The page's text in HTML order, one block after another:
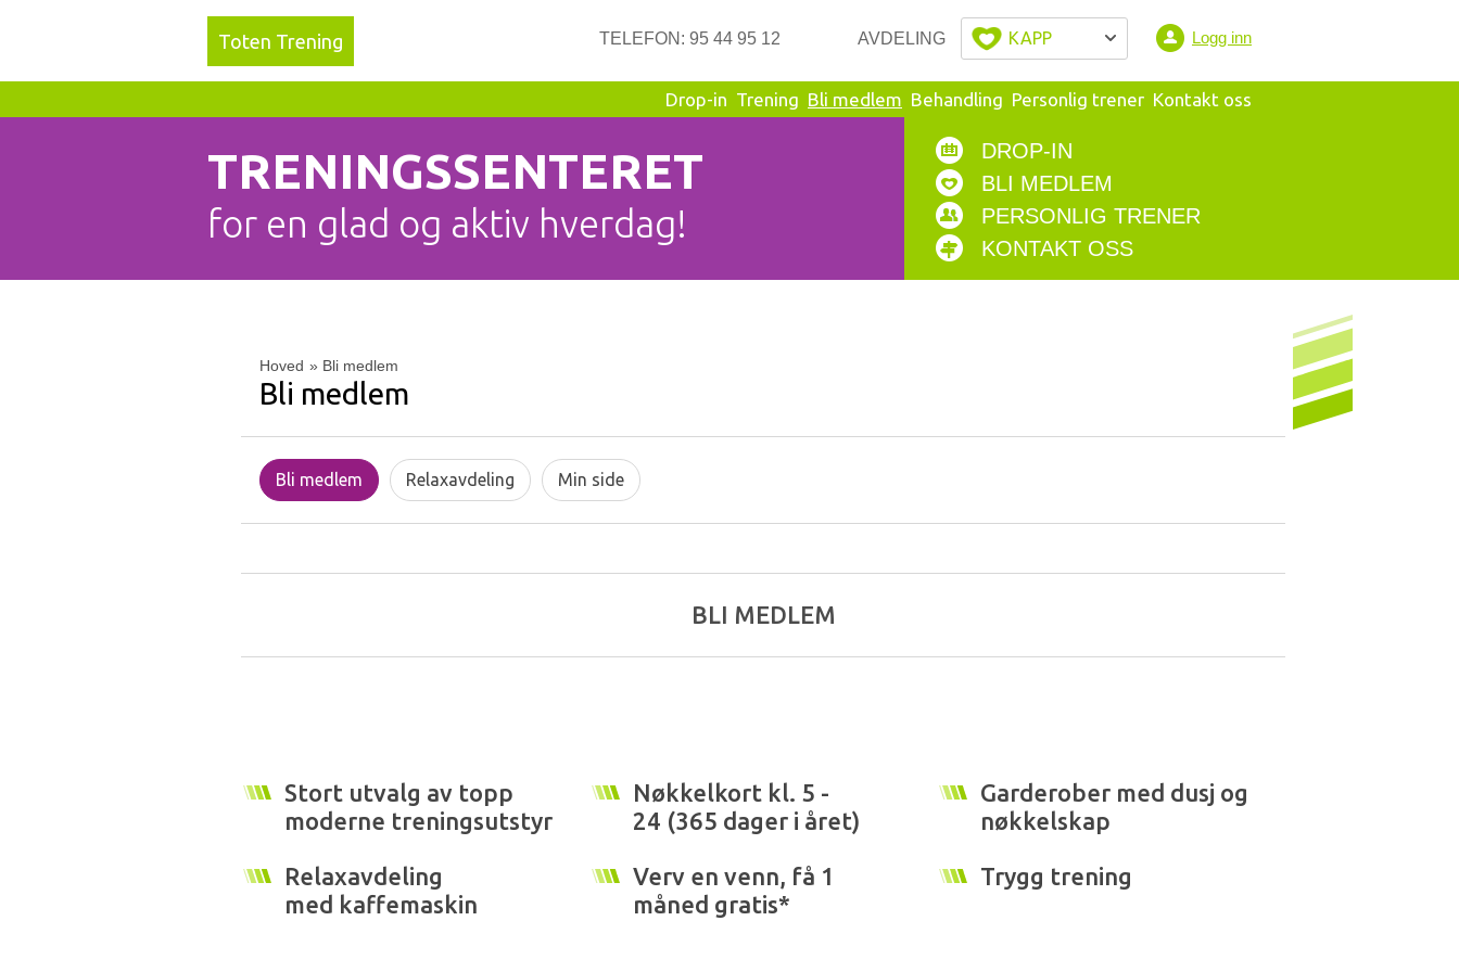
Toten Trening TELEFON: 95 44 95 12 AVDELING KAPP Logg inn
Drop-in Trening Bli medlem Behandling Personlig trener Kontakt oss
TRENINGSSENTERET
for en glad og aktiv hverdag!
DROP-IN
BLI MEDLEM
PERSONLIG TRENER
KONTAKT OSS
Hoved » Bli medlem
Bli medlem
Bli medlem Relaxavdeling Min side
BLI MEDLEM
Stort utvalg av topp
moderne treningsutstyr
Nøkkelkort kl. 5 -
24 (365 dager i året)
Garderober med dusj og
nøkkelskap
Relaxavdeling
med kaffemaskin
Verv en venn, få 1
måned gratis*
Trygg trening